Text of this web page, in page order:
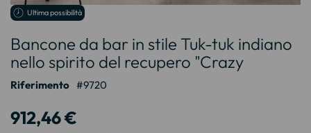
Vai
della
galleria
di
immagini
Ultima possibilità
Bancone da bar in stile Tuk-tuk indiano
nello spirito del recupero "Crazy
Riferimento 9720
912,46 €